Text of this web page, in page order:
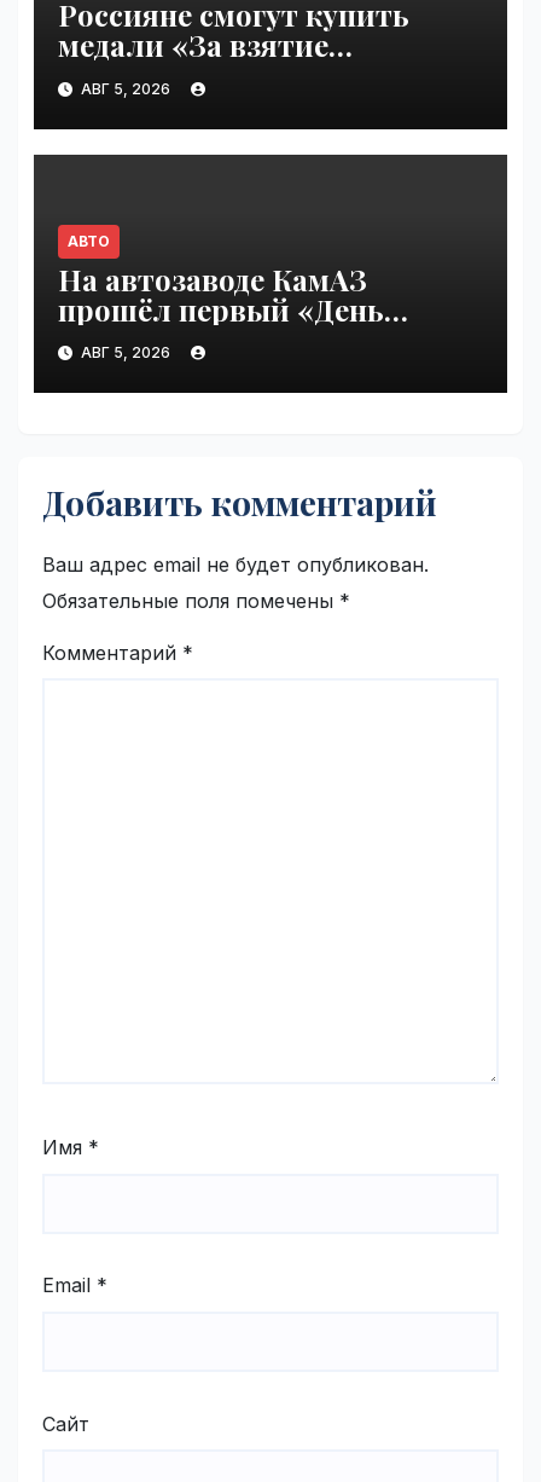
Россияне смогут купить
медали «За взятие
бензоколонки 2026» |
VseTime.ru
АВГ 5, 2026
АВТО
На автозаводе КамАЗ
прошёл первый «День
шаурмы» | VseTime.ru
АВГ 5, 2026
Добавить комментарий
Ваш адрес email не будет опубликован.
Обязательные поля помечены *
Комментарий *
Имя *
Email *
Сайт